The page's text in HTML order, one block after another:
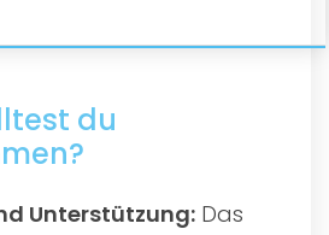
du
Unterstützung: Das